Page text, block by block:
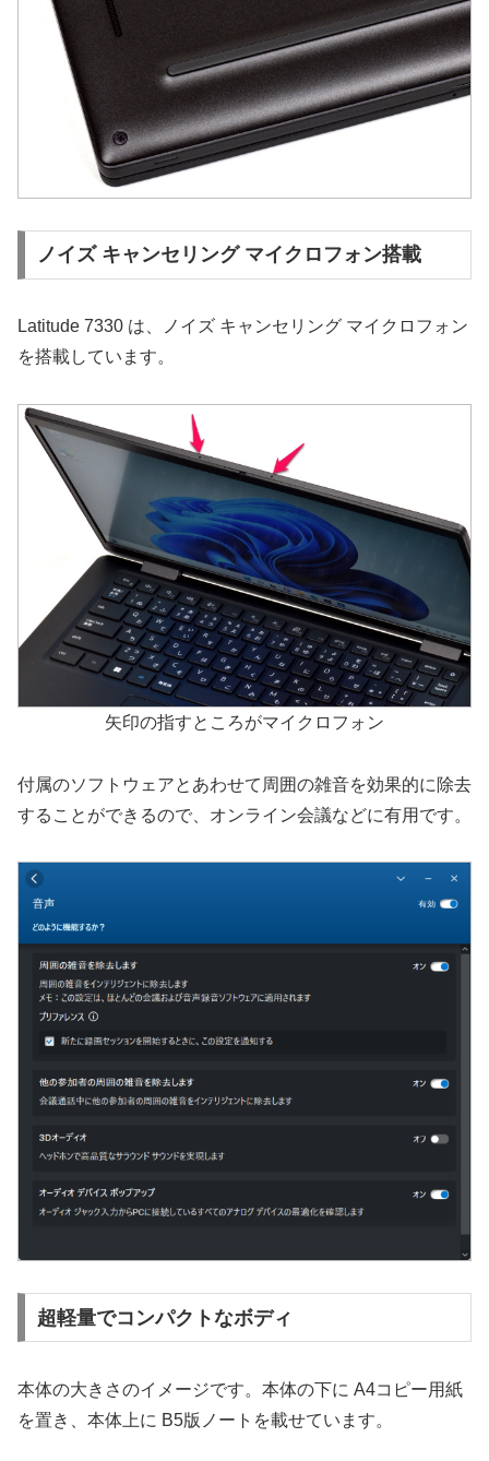
ノイズ キャンセリング マイクロフォン搭載
Latitude 7330 は、ノイズ キャンセリング マイクロフォン
を搭載しています。
矢印の指すところがマイクロフォン
付属のソフトウェアとあわせて周囲の雑音を効果的に除去
することができるので、オンライン会議などに有用です。
超軽量でコンパクトなボディ
本体の大きさのイメージです。本体の下に A4コピー用紙
を置き、本体上に B5版ノートを載せています。